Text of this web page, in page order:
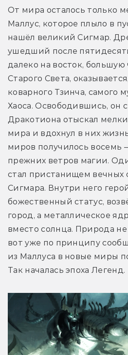
От мира осталось только
Маллус, которое плыло в
нашёл великий Сигмар.
ушедший после
далеко на восток, большую
Старого Света,
коварного Тзинча, самого
Хаоса. Освободившись, он
Дракотиона отыскал
мира и вдохнул в них
миров получилось восемь
прежних ветров магии.
стал пристанищем вечных
Сигмара. Внутри него
божественный статус,
город, а металлическое
вместо солнца. Природа
вот уже по принципу
из Маллуса в новые миры
Так началась эпоха Легенд.